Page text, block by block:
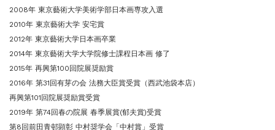
2008年 東京藝術大学美術学部日本画専攻入選
2010年 東京藝術大学 安宅賞
2012年 東京藝術大学日本画卒業
2014年 東京藝術大学大学院修士課程日本画 修了
2015年 再興第100回院展奨励賞
2016年 第31回有芽の会 法務大臣賞受賞（西武池袋本店）
再興第101回院展奨励賞受賞
2019年 第74回春の院展 春季展賞(郁夫賞)受賞
第8回前田青邨顕彰 中村奨学会「中村賞」受賞